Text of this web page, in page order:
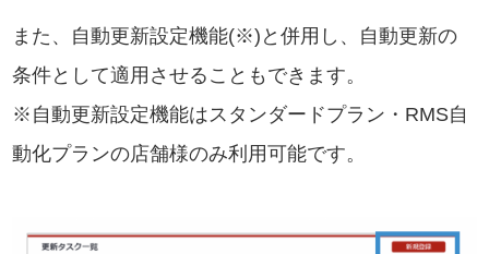
また、自動更新設定機能(※)と併用し、自動更新の
条件として適用させることもできます。
※自動更新設定機能はスタンダードプラン・RMS自
動化プランの店舗様のみ利用可能です。